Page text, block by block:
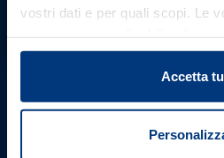
vostri dati e per quali scopi. Le
in cui avete effettuato le vostre
modificare o revocare il proprio
momento dalla Dichiarazione sui
Accetta
Scali
P. IVA
Codice Unico
Telefono: +39
Scopri il servizio